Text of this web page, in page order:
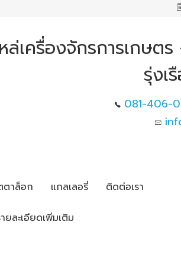
ล่เครื่องจักรการเกษ
รุ่งเ
081-406-
ตาล็อก แกลเลอรี่ ติดต่อเรา
ยละเอียดเพิ่มเติม